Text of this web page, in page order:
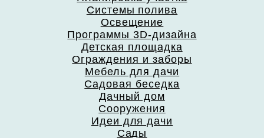
Системы полива
Освещение
Программы 3D-дизайна
Детская площадка
Ограждения и заборы
Мебель для дачи
Садовая беседка
Дачный дом
Сооружения
Идеи для дачи
Сады